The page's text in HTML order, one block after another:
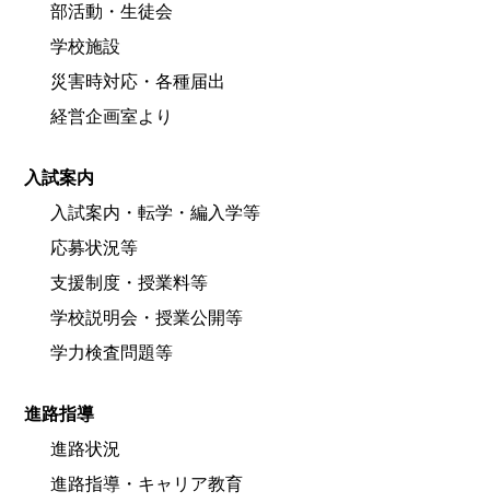
部活動・生徒会
学校施設
災害時対応・各種届出
経営企画室より
入試案内
入試案内・転学・編入学等
応募状況等
支援制度・授業料等
学校説明会・授業公開等
学力検査問題等
進路指導
進路状況
進路指導・キャリア教育